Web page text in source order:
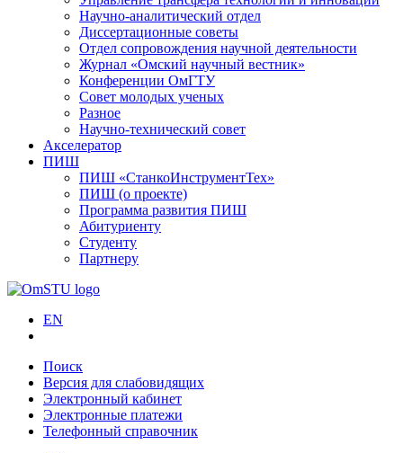
Научно-аналитический отдел
Диссертационные советы
Отдел сопровождения научной деятельности
Журнал «Омский научный вестник»
Конференции ОмГТУ
Совет молодых ученых
Разное
Научно-технический совет
Акселератор
ПИШ
ПИШ «СтанкоИнструментТех»
ПИШ (о проекте)
Программа развития ПИШ
Абитуриенту
Студенту
Партнеру
EN
Поиск
Версия для слабовидящих
Электронный кабинет
Электронные платежи
Телефонный справочник